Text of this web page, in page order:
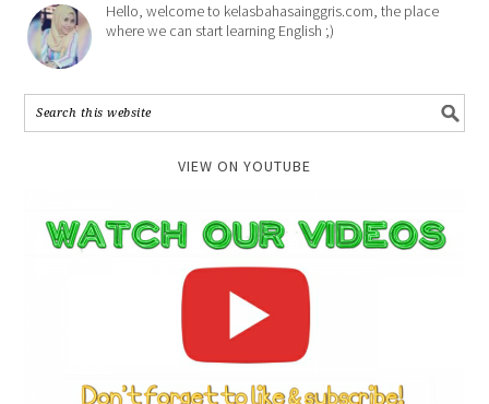
Hello, welcome to kelasbahasainggris.com, the place
where we can start learning English ;)
VIEW ON YOUTUBE